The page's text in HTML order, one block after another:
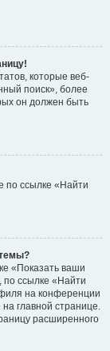
которые веб-
поиск», более
он должен быть
по ссылке «Найти
«Показать ваши
по ссылке «Найти
на конференции
главной странице.
расширенного